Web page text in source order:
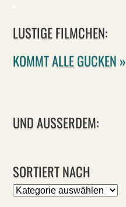
LUSTIGE FILMCHEN:
KOMMT ALLE GUCKEN »
UND AUSSERDEM:
SORTIERT NACH
Sortiert